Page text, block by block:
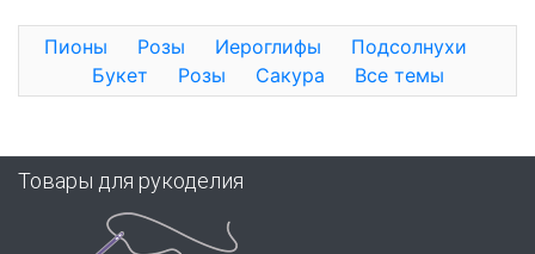
Пионы Розы Иероглифы
Подсолнухи
Букет
Розы Сакура Все темы
Товары для рукоделия